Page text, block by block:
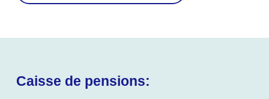
Caisse de pensions: